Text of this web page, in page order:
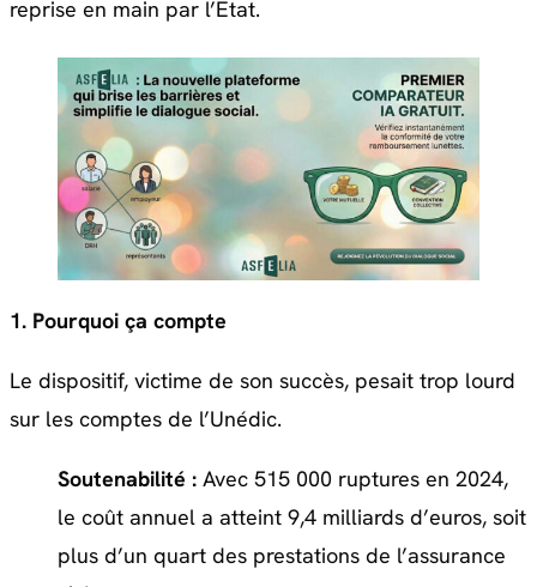
reprise en main par l’État.
1. Pourquoi ça compte
Le dispositif, victime de son succès, pesait trop lourd
sur les comptes de l’Unédic.
Soutenabilité : Avec 515 000 ruptures en 2024,
le coût annuel a atteint 9,4 milliards d’euros, soit
plus d’un quart des prestations de l’assurance